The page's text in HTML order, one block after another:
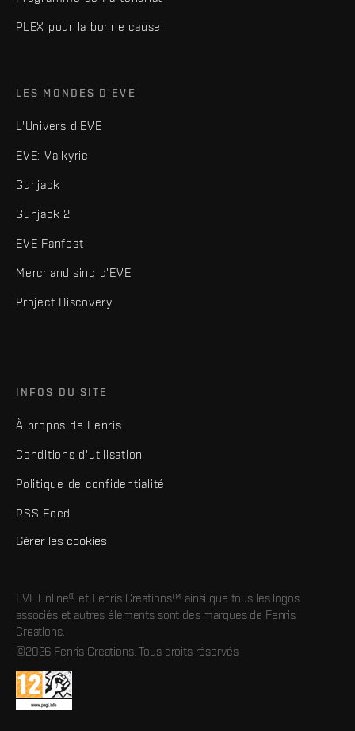
PLEX pour la bonne cause
LES MONDES D'EVE
L'Univers d'EVE
EVE: Valkyrie
Gunjack
Gunjack 2
EVE Fanfest
Merchandising d'EVE
Project Discovery
INFOS DU SITE
À propos de Fenris
Conditions d'utilisation
Politique de confidentialité
RSS Feed
Gérer les cookies
EVE Online® et Fenris Creations™ ainsi que tous les logos
associés et autres éléments sont des marques de Fenris
Creations.
©2026 Fenris Creations. Tous droits réservés.